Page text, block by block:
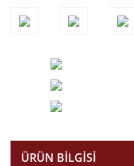
ÜRÜN BILGISI